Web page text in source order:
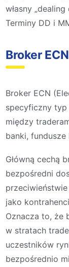
własny
Terminy DD i
Broker ECN
Broker ECN
specyficzny typ
między
banki,
Główną cechą
bezpośredni
jako
Oznacza to, że
w stratach
uczestników
bezpośrednio